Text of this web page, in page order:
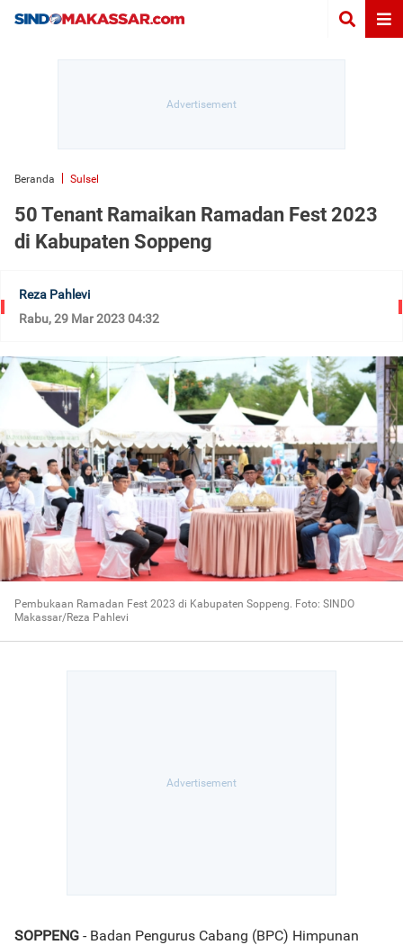
Beranda Sulsel
50 Tenant Ramaikan Ramadan Fest 2023
di Kabupaten Soppeng
Reza Pahlevi
Rabu, 29 Mar 2023 04:32
Pembukaan Ramadan Fest 2023 di Kabupaten Soppeng. Foto: SINDO
Makassar/Reza Pahlevi
SOPPENG - Badan Pengurus Cabang (BPC) Himpunan